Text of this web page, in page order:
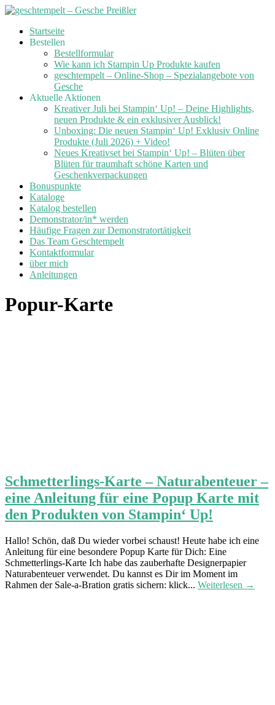
Skip
Startseite
Bestellen
Bestellformular
Wie kann ich Stampin Up Produkte kaufen
geschtempelt – Online-Shop – Spezialangebote von
Gesche
Aktuelle Aktionen
Kreativer Juli bei Stampin‘ Up! – Deine Highlights,
neuen Produkte & ein exklusiver Ausblick!
Unboxing: Die neuen Stampin‘ Up! Exklusiv Online
Produkte (Juli 2026) + Video!
Neues Kreativset bei Stampin‘ Up! – Blüten über
Blüten für traumhaft schöne Karten und
Geschenkverpackungen
Bonuspunkte
Kataloge
Katalog bestellen
Demonstrator/in* werden
Häufige Fragen zur Demonstratortätigkeit
Das Team Geschtempelt
Kontaktformular
über mich
Anleitungen
Popur-Karte
Schmetterlings-Karte – Naturabenteuer –
eine Anleitung für eine Popup Karte mit
den Produkten von Stampin‘ Up!
Hallo! Schön, daß Du wieder vorbei schaust! Heute habe ich eine
Anleitung für eine besondere Popup Karte für Dich: Eine
Schmetterlings-Karte Ich habe das zauberhafte Designerpapier
Naturabenteuer verwendet. Du kannst es Dir im Moment im
Rahmen der Sale-a-Bration gratis sichern: klick... Weiterlesen →